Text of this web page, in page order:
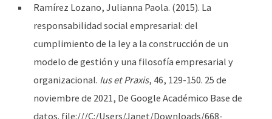
Ramírez Lozano, Julianna Paola. (2015). La
responsabilidad social empresarial: del
cumplimiento de la ley a la construcción de un
modelo de gestión y una filosofía empresarial y
organizacional. Ius et Praxis, 46, 129-150. 25 de
noviembre de 2021, De Google Académico Base de
datos. file:///C:/Users/Janet/Downloads/668-